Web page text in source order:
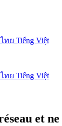
ทย Tiếng Việt
ทย Tiếng Việt
et